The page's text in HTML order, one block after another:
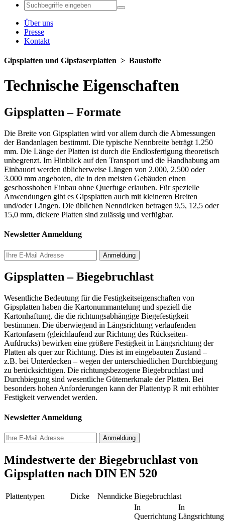
Über uns
Presse
Kontakt
Gipsplatten und Gipsfaserplatten ­> Baustoffe
Technische Eigenschaften
Gipsplatten – Formate
Die Breite von Gipsplatten wird vor allem durch die Abmessungen
der Bandanlagen bestimmt. Die typische Nennbreite beträgt 1.250
mm. Die Länge der Platten ist durch die Endlosfertigung theoretisch
unbegrenzt. Im Hinblick auf den Transport und die Handhabung am
Einbauort werden üblicherweise Längen von 2.000, 2.500 oder
3.000 mm angeboten, die in den meisten Gebäuden einen
geschosshohen Einbau ohne Querfuge erlauben. Für spezielle
Anwendungen gibt es Gipsplatten auch mit kleineren Breiten
und/oder Längen. Die üblichen Nenndicken betragen 9,5, 12,5 oder
15,0 mm, dickere Platten sind zulässig und verfügbar.
Newsletter Anmeldung
Gipsplatten – Biegebruchlast
Wesentliche Bedeutung für die Festigkeitseigenschaften von
Gipsplatten haben die Kartonummantelung und speziell die
Kartonhaftung, die die richtungsabhängige Biegefestigkeit
bestimmen. Die überwiegend in Längsrichtung verlaufenden
Kartonfasern (gleichlaufend zur Richtung des Rückseiten­
Aufdrucks) bewirken eine größere Festigkeit in Längsrichtung der
Platten als quer zur Richtung. Dies ist im eingebauten Zustand –
z.B. bei Unterdecken – wegen der unterschiedlichen Durchbiegung
zu berücksichtigen. Die richtungsbezogene Biegebruchlast und
Durchbiegung sind wesentliche Gütemerkmale der Platten. Bei
besonders hohen Anforderungen kann der Plattentyp R mit erhöhter
Festigkeit verwendet werden.
Newsletter Anmeldung
Mindestwerte der Biegebruchlast von
Gipsplatten nach DIN EN 520
Plattentypen Dicke Nenndicke Biegebruchlast
In
Querrichtung
In
Längsrichtung